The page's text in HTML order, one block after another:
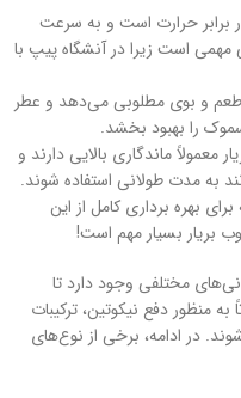
برابر حرارت است و به سرعت
است زیرا در آنشگاه پیپ با
و بوی مطلوبی می‌دهد و عطر
را بهبود بخشد.
ماندگاری بالایی دارند و
به مدت طولانی استفاده شوند.
بهره‌ برداری کامل از این
بریار بسیار مهم است!
مختلفی وجود دارد تا
منظور دفع نیکوتین، ترکیبات
در ادامه، برخی از نوع‌های